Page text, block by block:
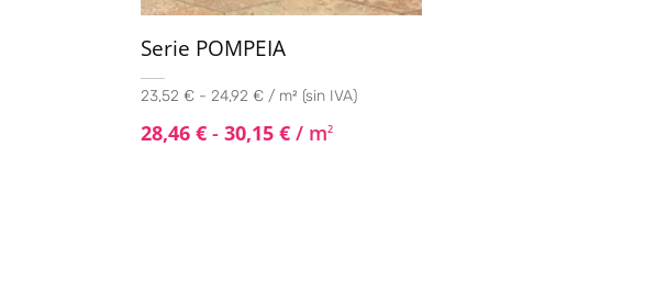
Serie POMPEIA
23,52 € - 24,92 € / m² (sin IVA)
28,46 € - 30,15 € / m2